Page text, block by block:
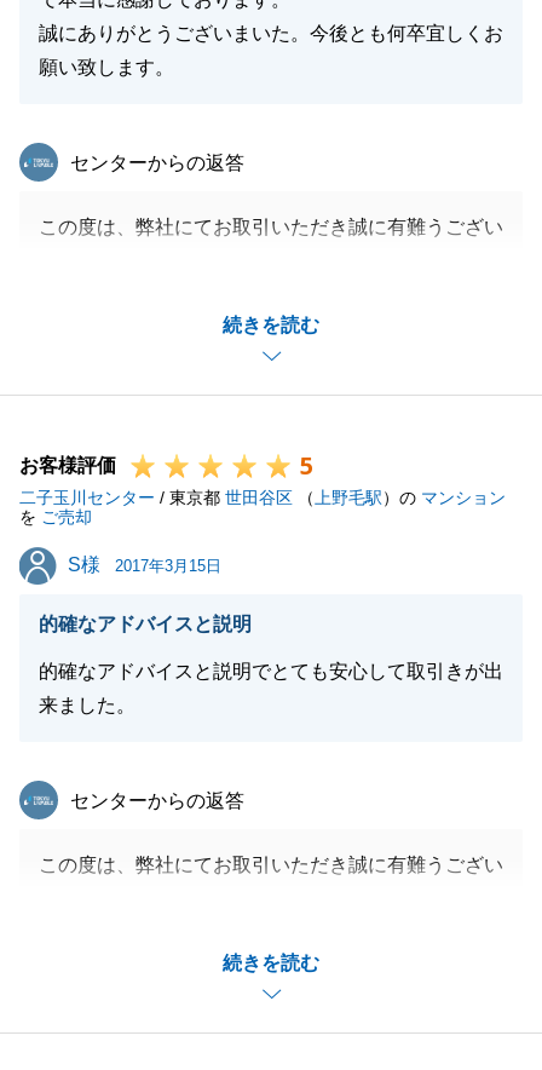
誠にありがとうございまいた。今後とも何卒宜しくお
願い致します。
続きを読む
東急リバブル
センターからの返答
この度は、弊社にてお取引いただき誠に有難うござい
しかしながら売却開始から成約まで、若干時間が掛か
ってしまい、ご提案のタイミングなどに関し深く反省
是非、御親族、ご友人の紹介もお待ちしております。
また、ご不明点などございましたら何なりとお申し付
けください。
末永いお付き合い宜しくお願い致します。
閉じる
お客様評価 5
二子玉川センター / 東京都 世田谷区 （ 上野毛駅）の マンション
を ご売却
S様
S様 2017年3月15日
的確なアドバイスと説明
的確なアドバイスと説明でとても安心して取引きが出
来ました。
続きを読む
東急リバブル
センターからの返答
この度は、弊社にてお取引いただき誠に有難うござい
お買換えのためご不安点が多かったと思いますが、S
様のご協力もあり早期成約ができた事嬉しく思ってお
ります。